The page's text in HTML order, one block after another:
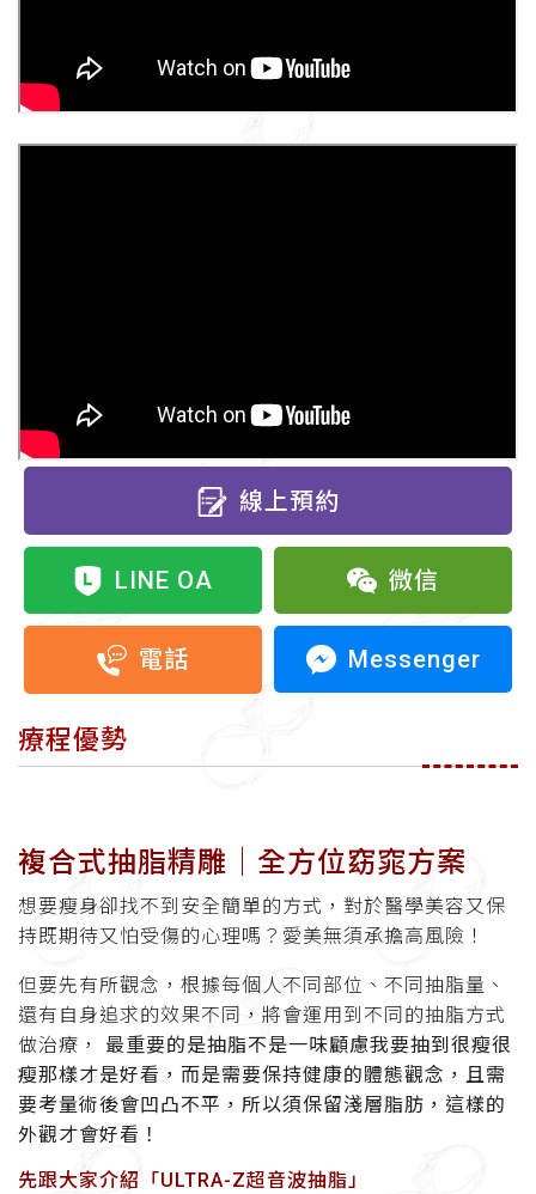
線上預約
LINE OA 微信
電話 Messenger
療程優勢
複合式抽脂精雕│全方位窈窕方案
想要瘦身卻找不到安全簡單的方式，對於醫學美容又保
持既期待又怕受傷的心理嗎？愛美無須承擔高風險！
但要先有所觀念，根據每個人不同部位、不同抽脂量、
還有自身追求的效果不同，將會運用到不同的抽脂方式
做治療，
最重要的是抽脂不是一味顧慮我要抽到很瘦很
瘦那樣才是好看，而是需要保持健康的體態觀念，且需
要考量術後會凹凸不平，所以須保留淺層脂肪，這樣的
外觀才會好看！
先跟大家介紹「ULTRA-Z超音波抽脂」